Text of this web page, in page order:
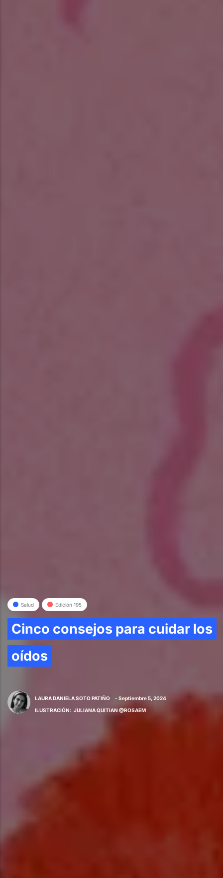
Salud Edición 195
Cinco consejos para cuidar los
oídos
LAURA DANIELA SOTO PATIÑO
- Septiembre 5, 2024
ILUSTRACIÓN: JULIANA QUITIAN @ROSAEM